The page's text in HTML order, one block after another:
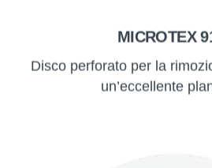
MICROTEX
Disco perforato per la
un’eccellente